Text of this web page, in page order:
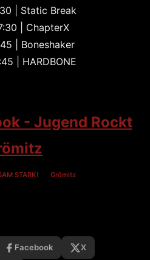
| Static Break
| ChapterX
| Boneshaker
| HARDBONE
- Jugend Rockt
STARK! Grömitz
Facebook X